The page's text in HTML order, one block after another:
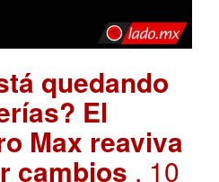
quedando
El
Max reaviva
cambios . 10